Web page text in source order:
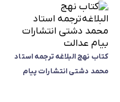
کتاب نهج البلاغه ترجمه استاد
محمد دشتی انتشارات پیام